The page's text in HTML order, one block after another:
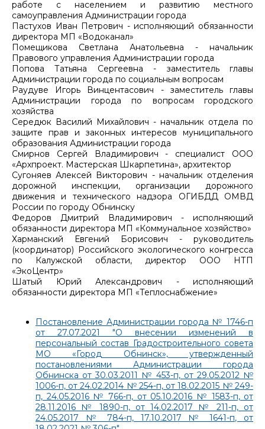
работе с населением и развитию местного
самоуправления Администрации города
Пастухов Иван Петрович - исполняющий обязанности
директора МП «Водоканал»
Помещикова Светлана Анатольевна - начальник
Правового управления Администрации города
Попова Татьяна Сергеевна - заместитель главы
Администрации города по социальным вопросам
Раудуве Игорь Винцентасович - заместитель главы
Администрации города по вопросам городского
хозяйства
Середюк Василий Михайлович - начальник отдела по
защите прав и законных интересов муниципального
образования Администрации города
Смирнов Сергей Владимирович - специалист ООО
«Архпроект. Мастерская Шкарпетина», архитектор
Сугоняев Алексей Викторович - начальник отделения
дорожной инспекции, организации дорожного
движения и технического надзора ОГИБДД ОМВД
России по городу Обнинску
Федоров Дмитрий Владимирович - исполняющий
обязанности директора МП «Коммунальное хозяйство»
Харманский Евгений Борисович - руководитель
(координатор) Российского экологического конгресса
по Калужской области, директор ООО НТП
«ЭкоЦентр»
Шатый Юрий Александрович - исполняющий
обязанности директора МП «Теплоснабжение»
Постановление Администрации города № 1746-п
от 27.07.2021 "О внесении изменений в
персональный состав Градостроительного совета
МО «Город Обнинск», утвержденный
постановлениями Администрации города
Обнинска от 30.03.2011 № 453-п, от 29.05.2012 №
1006-п, от 24.02.2014 № 254-п, от 18.02.2015 № 249-
п, 24.05.2016 № 766-п, от 05.10.2016 № 1583-п, от
28.11.2016 № 1890-п, от 14.02.2017 № 211-п, от
24.05.2017 № 784-п, 17.10.2017 № 1641-п, от